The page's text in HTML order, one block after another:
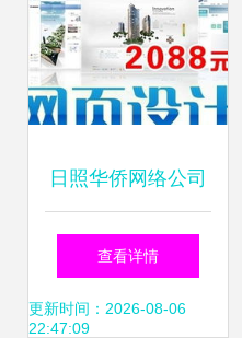
网站建设
日照华侨网络公司
以高清图片构建卓
越网站视觉体验
查看详情
更新时间：2026-08-06
22:47:09